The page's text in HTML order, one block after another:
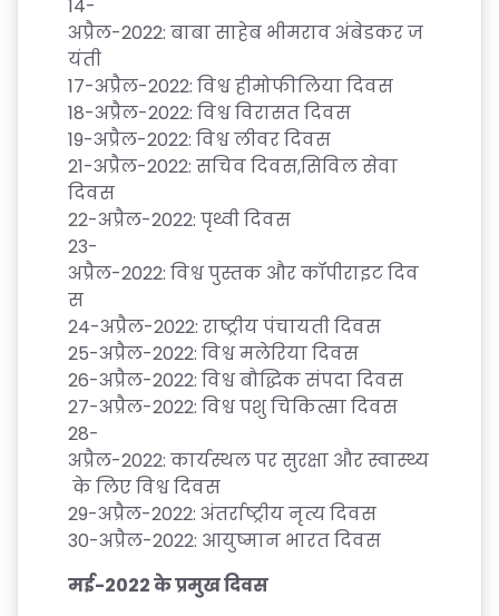
14-
अप्रैल-2022: बाबासाहेब भीमरावअंबेडकरज
यंती
17-अप्रैल-2022: विश्वहीमोफीलियादिवस
18-अप्रैल-2022: विश्वविरासतदिवस
19-अप्रैल-2022: विश्वलीवरदिवस
21-अप्रैल-2022: सचिवदिवस,सिविलसेवा
दिवस
22-अप्रैल-2022: पृथ्वीदिवस
23-
अप्रैल-2022: विश्वपुस्तक औरकॉपीराइटदिव
स
24-अप्रैल-2022: राष्ट्रीयपंचायतीदिवस
25-अप्रैल-2022: विश्वमलेरियादिवस
26-अप्रैल-2022: विश्वबौद्धिकसंपदादिवस
27-अप्रैल-2022: विश्वपशुचिकित्सादिवस
28-
अप्रैल-2022: कार्यस्थलपरसुरक्षा औरस्वास्थ्य
केलिएविश्वदिवस
29-अप्रैल-2022: अंतर्राष्ट्रीयनृत्यदिवस
30-अप्रैल-2022: आयुष्मान भारतदिवस
मई-2022केप्रमुखदिवस